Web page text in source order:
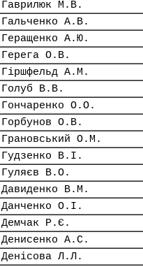
Гаврилюк М.В.
Гальченко А.В.
Геращенко А.Ю.
Герега О.В.
Гіршфельд А.М.
Голуб В.В.
Гончаренко О.О.
Горбунов О.В.
Грановський О.М.
Гудзенко В.І.
Гуляєв В.О.
Давиденко В.М.
Данченко О.І.
Демчак Р.Є.
Денисенко А.С.
Денісова Л.Л.